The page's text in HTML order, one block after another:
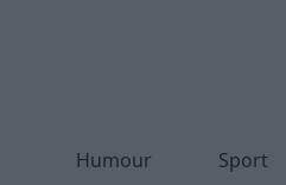
Humour Sport